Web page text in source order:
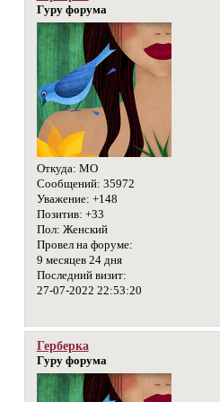
Гуру форума
Откуда: МО
Сообщений: 35972
Уважение: +148
Позитив: +33
Пол: Женский
Провел на форуме:
9 месяцев 24 дня
Последний визит:
27-07-2022 22:53:20
Герберка
Гуру форума